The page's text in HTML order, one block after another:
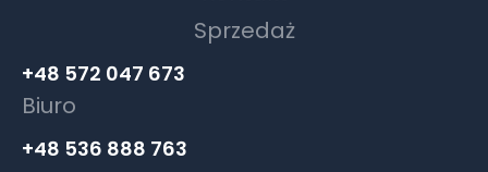
Sprzedaż
+48 572 047 673
Biuro
+48 536 888 763